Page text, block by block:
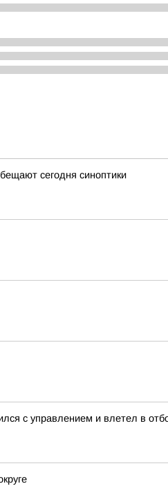
сегодня синоптики
с управлением и влетел в